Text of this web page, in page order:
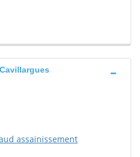
assainissement